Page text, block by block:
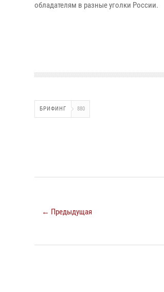
обладателям в разные уголки России.
БРИФИНГ 880
← Предыдущая